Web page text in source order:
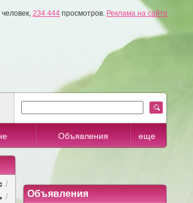
человек, 234 444 просмотров. Реклама на сайте
Объявления еще
/
/ Объявления